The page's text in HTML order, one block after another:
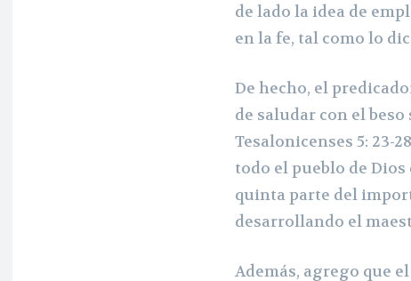
de lado la idea de
en la fe, tal como lo
De hecho, el
de saludar con el beso
Tesalonicenses 5: 23-
todo el pueblo de
quinta parte del
desarrollando el
Además, agrego que